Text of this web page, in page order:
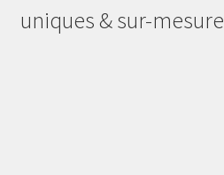
uniques & sur-mesure